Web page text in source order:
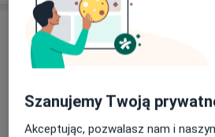
Adres
Powiększ
Szanujemy Twoją
Akceptując, pozwalasz nam i